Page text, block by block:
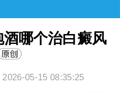
哪个治白癜风
2026-05-15 08:35:25